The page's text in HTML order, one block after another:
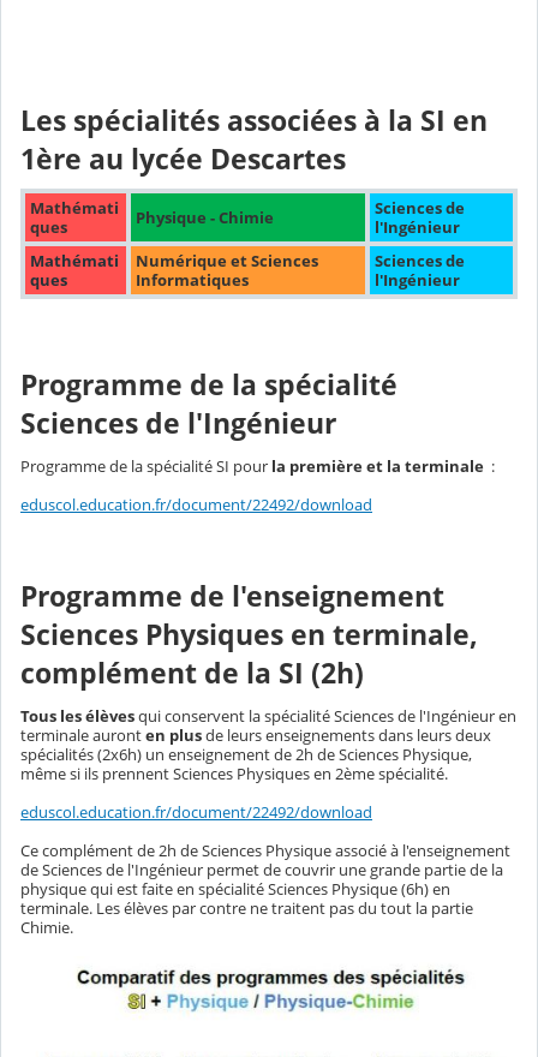
Les spécialités associées à la SI en
1ère au lycée Descartes
Mathémati
ques
Physique - Chimie
Sciences de
l'Ingénieur
Mathémati
ques
Numérique et Sciences
Informatiques
Sciences de
l'Ingénieur
Programme de la spécialité
Sciences de l'Ingénieur
Programme de la spécialité SI pour la première et la terminale :
eduscol.education.fr/document/22492/download
Programme de l'enseignement
Sciences Physiques en terminale,
complément de la SI (2h)
Tous les élèvesqui conservent la spécialité Sciences de l'Ingénieur en
terminale auronten plusde leurs enseignements dans leurs deux
spécialités (2x6h) un enseignement de 2h de Sciences Physique,
même si ils prennent Sciences Physiques en 2ème spécialité.
eduscol.education.fr/document/22492/download
Ce complément de 2h de Sciences Physique associé à l'enseignement
de Sciences de l'Ingénieur permet de couvrir une grande partie de la
physique qui est faite en spécialité Sciences Physique (6h) en
terminale. Les élèves par contre ne traitent pas du tout la partie
Chimie.